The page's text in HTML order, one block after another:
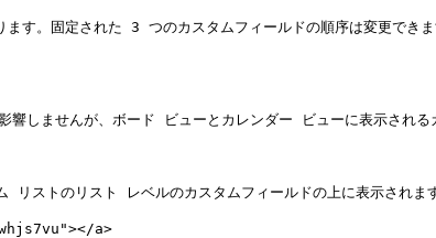
。固定された 3 つのカスタムフィールドの順序は変更でき
しませんが、ボード ビューとカレンダー ビューに表示される
ストのリスト レベルのカスタムフィールドの上に表示されます
a>